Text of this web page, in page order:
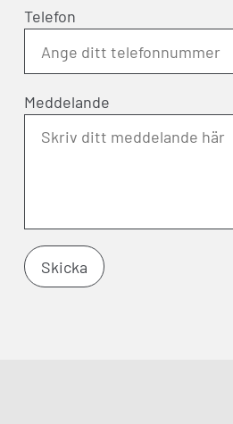
Telefon
Meddelande